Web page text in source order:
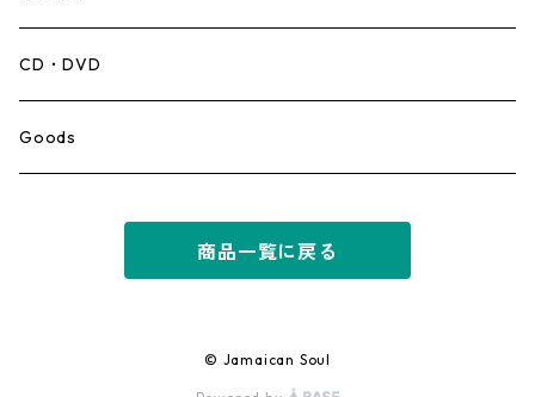
Mento,Calypso,Ballad
Ska
CD・DVD
Goods
商品一覧に戻る
© Jamaican Soul